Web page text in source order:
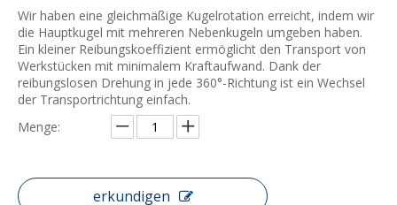
Wir haben eine gleichmäßige Kugelrotation erreicht, indem wir
die Hauptkugel mit mehreren Nebenkugeln umgeben haben.
Ein kleiner Reibungskoeffizient ermöglicht den Transport von
Werkstücken mit minimalem Kraftaufwand. Dank der
reibungslosen Drehung in jede 360°-Richtung ist ein Wechsel
der Transportrichtung einfach.
Menge:
erkundigen